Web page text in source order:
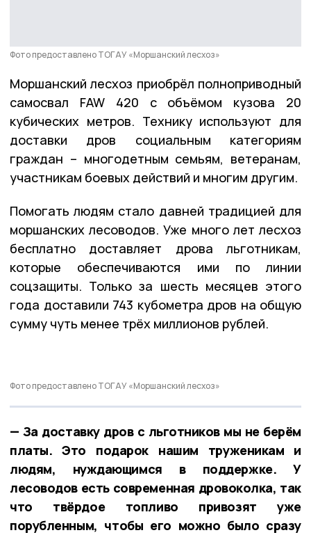
Фото предоставлено ТОГАУ «Моршанский лесхоз»
Моршанский лесхоз приобрёл полноприводный
самосвал FAW 420 с объёмом кузова 20
кубических метров. Технику используют для
доставки дров социальным категориям
граждан – многодетным семьям, ветеранам,
участникам боевых действий и многим другим.
Помогать людям стало давней традицией для
моршанских лесоводов. Уже много лет лесхоз
бесплатно доставляет дрова льготникам,
которые обеспечиваются ими по линии
соцзащиты. Только за шесть месяцев этого
года доставили 743 кубометра дров на общую
сумму чуть менее трёх миллионов рублей.
Фото предоставлено ТОГАУ «Моршанский лесхоз»
— За доставку дров с льготников мы не берём
платы. Это подарок нашим труженикам и
людям, нуждающимся в поддержке. У
лесоводов есть современная дровоколка, так
что твёрдое топливо привозят уже
порубленным, чтобы его можно было сразу